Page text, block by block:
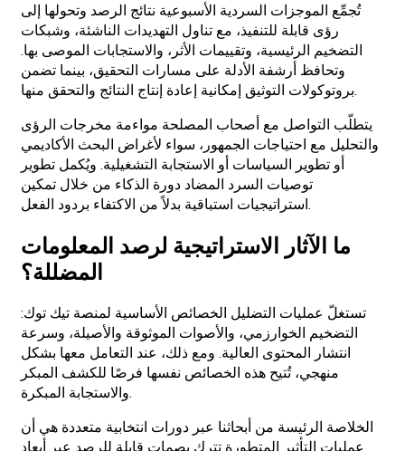
تُجمِّع الموجزات السردية الأسبوعية نتائج الرصد وتحولها إلى
رؤى قابلة للتنفيذ، مع تناول التهديدات الناشئة، وشبكات
التضخيم الرئيسية، وتقييمات الأثر، والاستجابات الموصى بها.
وتحافظ أرشفة الأدلة على مسارات التحقيق، بينما تضمن
بروتوكولات التوثيق إمكانية إعادة إنتاج النتائج والتحقق منها.
يتطلّب التواصل مع أصحاب المصلحة مواءمة مخرجات الرؤى
والتحليل مع احتياجات الجمهور، سواء لأغراض البحث الأكاديمي
أو تطوير السياسات أو الاستجابة التشغيلية. ويُكمل تطوير
توصيات السرد المضاد دورة الذكاء من خلال تمكين
استراتيجيات استباقية بدلاً من الاكتفاء بردود الفعل.
ما الآثار الاستراتيجية لرصد المعلومات
المضللة؟
تستغلّ عمليات التضليل الخصائص الأساسية لمنصة تيك توك:
التضخيم الخوارزمي، والأصوات الموثوقة والأصيلة، وسرعة
انتشار المحتوى العالية. ومع ذلك، عند التعامل معها بشكل
منهجي، تُتيح هذه الخصائص نفسها فرصًا للكشف المبكر
والاستجابة المبكرة.
الخلاصة الرئيسة من أبحاثنا عبر دورات انتخابية متعددة هي أن